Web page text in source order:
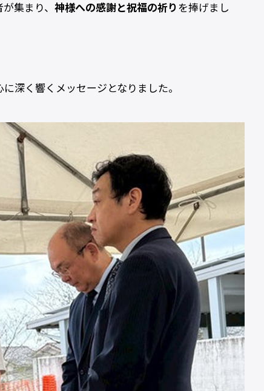
集まり、 神様への感謝と祝福の祈りを捧げまし
深く響くメッセージとなりました。